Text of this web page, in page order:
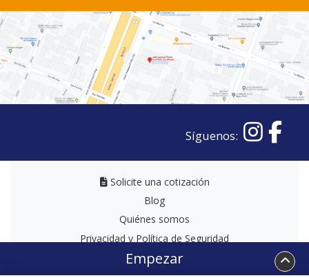
Empezar
Síguenos:
Solicite una cotización
Solicite una cotización
Blog
Quiénes somos
Privacidad y Política de Seguridad
Términos y Condiciones